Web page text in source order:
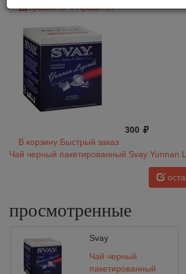
Сравнить Нравится
300
В корзину Быстрый заказ
Чай черный пакетированный Svay Yunnan
просмотренные
Svay
Чай черный
пакетированный